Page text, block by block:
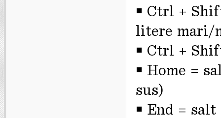
￭ Ctrl +
litere mari/
￭ Ctrl +
￭ Home =
sus)
￭ End =